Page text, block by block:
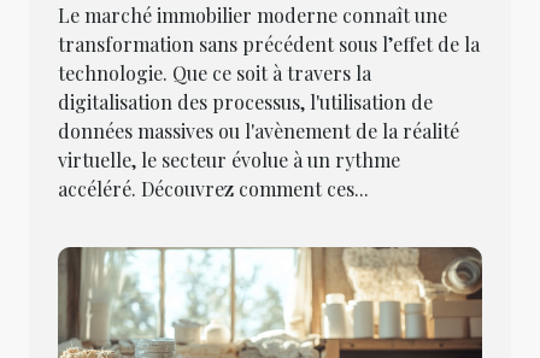
Le marché immobilier moderne connaît une
transformation sans précédent sous l’effet de la
technologie. Que ce soit à travers la
digitalisation des processus, l'utilisation de
données massives ou l'avènement de la réalité
virtuelle, le secteur évolue à un rythme
accéléré. Découvrez comment ces...